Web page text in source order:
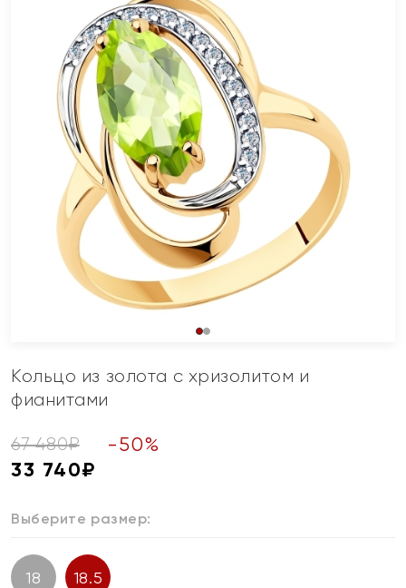
Кольцо из золота с хризолитом и
фианитами
67 480₽ -50%
33 740₽
Выберите размер:
18 18.5